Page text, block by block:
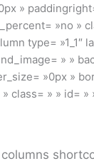
»
»no »
type= »1_1″
» »
»0px »
class= » » id= »